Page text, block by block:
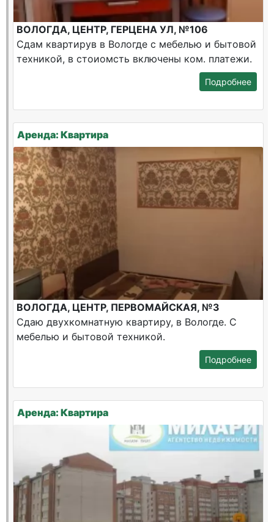
ВОЛОГДА, ЦЕНТР, ГЕРЦЕНА УЛ, №106
Сдам квартирув в Вологде с мебелью и бытовой
техникой, в стоиомсть включены ком. платежи.
Подробнее
Аренда: Квартира
ВОЛОГДА, ЦЕНТР, ПЕРВОМАЙСКАЯ, №3
Сдаю двухкомнатную квартиру, в Вологде. С
мебелью и бытовой техникой.
Подробнее
Аренда: Квартира